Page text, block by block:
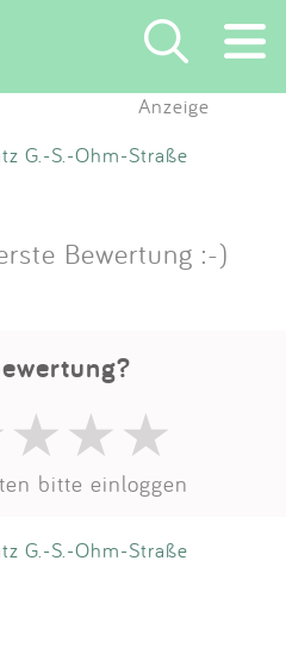
Anzeige
G.-S.-Ohm-Straße
Bewertung :-)
bitte einloggen
G.-S.-Ohm-Straße